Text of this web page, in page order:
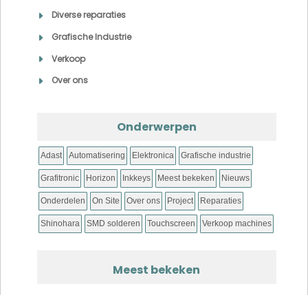
Diverse reparaties
Grafische Industrie
Verkoop
Over ons
Onderwerpen
Adast Automatisering Elektronica Grafische industrie
Grafitronic Horizon Inkkeys Meest bekeken Nieuws
Onderdelen On Site Over ons Project Reparaties
Shinohara SMD solderen Touchscreen Verkoop machines
Meest bekeken